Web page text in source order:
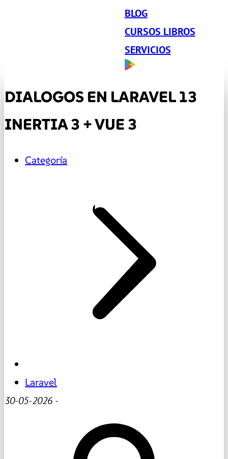
BLOG
CURSOS LIBROS
SERVICIOS
DIALOGOS EN LARAVEL 13
INERTIA 3 + VUE 3
Categoría
Laravel
30-05-2026 -